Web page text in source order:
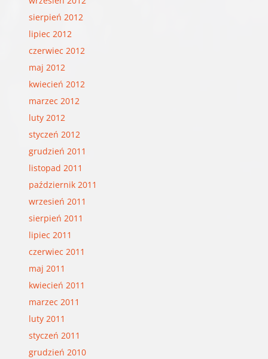
sierpień 2012
lipiec 2012
czerwiec 2012
maj 2012
kwiecień 2012
marzec 2012
luty 2012
styczeń 2012
grudzień 2011
listopad 2011
październik 2011
wrzesień 2011
sierpień 2011
lipiec 2011
czerwiec 2011
maj 2011
kwiecień 2011
marzec 2011
luty 2011
styczeń 2011
grudzień 2010